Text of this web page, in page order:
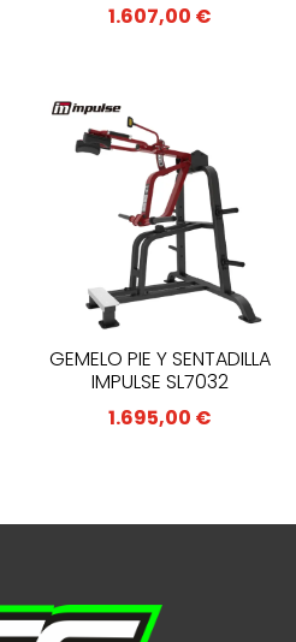
1.607,00 €
GEMELO PIE Y SENTADILLA
IMPULSE SL7032
1.695,00 €